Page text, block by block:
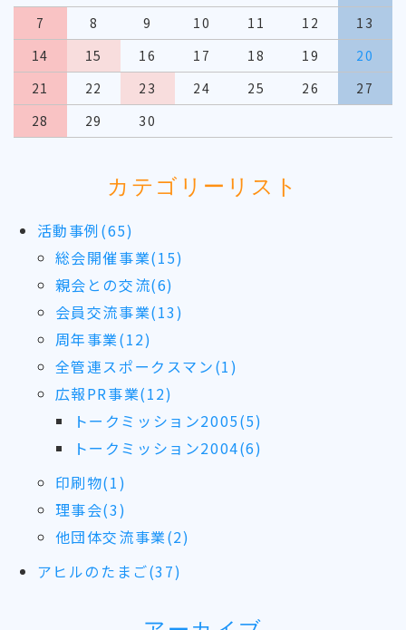
7
8 9 10 11 12
13
14
15 16 17 18 19
20
21
22 23 24 25 26
27
28
29 30
カテゴリーリスト
活動事例(65)
総会開催事業(15)
親会との交流(6)
会員交流事業(13)
周年事業(12)
全管連スポークスマン(1)
広報PR事業(12)
トークミッション2005(5)
トークミッション2004(6)
印刷物(1)
理事会(3)
他団体交流事業(2)
アヒルのたまご(37)